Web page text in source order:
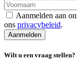
Aanmelden aan
ons privacybeleid.
Wilt u een vraag stellen?